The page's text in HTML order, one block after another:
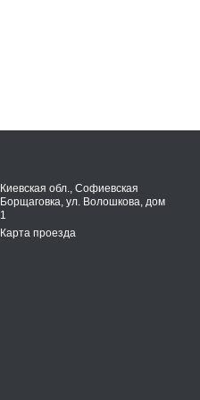
Киевская обл., Софиевская
Борщаговка, ул. Волошкова, дом
1
Карта проезда